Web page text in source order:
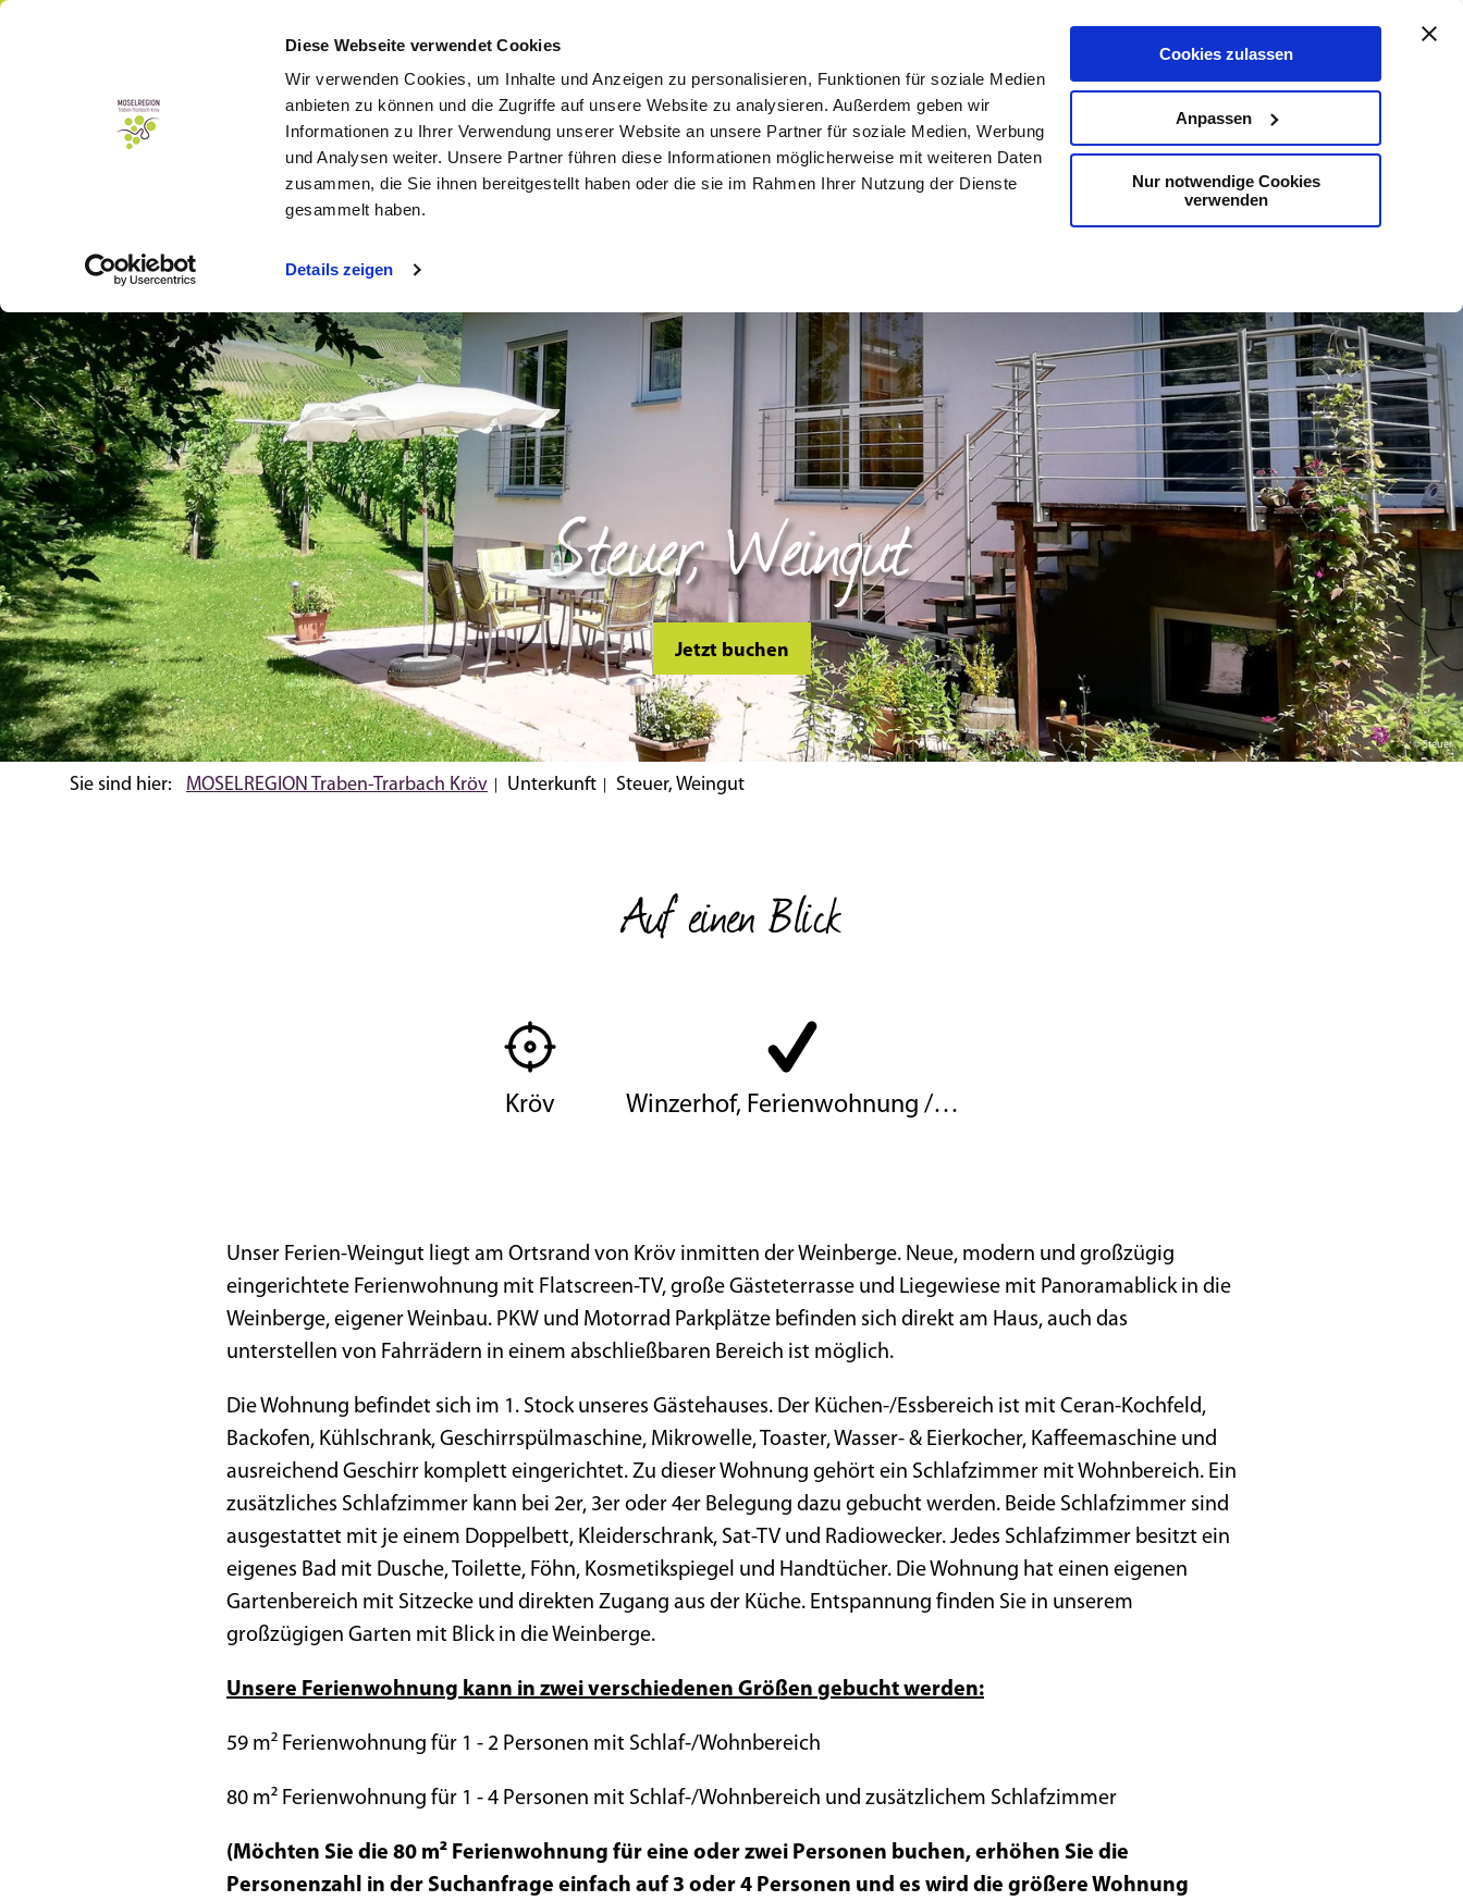
Diese Webseite verwendet Cookies
Wir verwenden Cookies, um Inhalte und Anzeigen zu personalisieren, Funktionen für soziale Medien
anbieten zu können und die Zugriffe auf unsere Website zu analysieren. Außerdem geben wir
Informationen zu Ihrer Verwendung unserer Website an unsere Partner für soziale Medien, Werbung
und Analysen weiter. Unsere Partner führen diese Informationen möglicherweise mit weiteren Daten
zusammen, die Sie ihnen bereitgestellt haben oder die sie im Rahmen Ihrer Nutzung der Dienste
gesammelt haben.
Details zeigen
Cookies zulassen
Anpassen
Nur notwendige Cookies
verwenden
Kontakt Suche De En
© Steuer
Steuer, Weingut
Jetzt buchen
Sie sind hier: MOSELREGION Traben-Trarbach Kröv Unterkunft Steuer, Weingut
Auf einen Blick
Kröv Winzerhof, Ferienwohnung /…
Unser Ferien-Weingut liegt am Ortsrand von Kröv inmitten der Weinberge. Neue, modern und großzügig
eingerichtete Ferienwohnung mit Flatscreen-TV, große Gästeterrasse und Liegewiese mit Panoramablick in die
Weinberge, eigener Weinbau. PKW und Motorrad Parkplätze befinden sich direkt am Haus, auch das
unterstellen von Fahrrädern in einem abschließbaren Bereich ist möglich.
Die Wohnung befindet sich im 1. Stock unseres Gästehauses. Der Küchen-/Essbereich ist mit Ceran-Kochfeld,
Backofen, Kühlschrank, Geschirrspülmaschine, Mikrowelle, Toaster, Wasser- & Eierkocher, Kaffeemaschine und
ausreichend Geschirr komplett eingerichtet. Zu dieser Wohnung gehört ein Schlafzimmer mit Wohnbereich. Ein
zusätzliches Schlafzimmer kann bei 2er, 3er oder 4er Belegung dazu gebucht werden. Beide Schlafzimmer sind
ausgestattet mit je einem Doppelbett, Kleiderschrank, Sat-TV und Radiowecker. Jedes Schlafzimmer besitzt ein
eigenes Bad mit Dusche, Toilette, Föhn, Kosmetikspiegel und Handtücher. Die Wohnung hat einen eigenen
Gartenbereich mit Sitzecke und direkten Zugang aus der Küche. Entspannung finden Sie in unserem
großzügigen Garten mit Blick in die Weinberge.
Unsere Ferienwohnung kann in zwei verschiedenen Größen gebucht werden:
59 m² Ferienwohnung für 1 - 2 Personen mit Schlaf-/Wohnbereich
80 m² Ferienwohnung für 1 - 4 Personen mit Schlaf-/Wohnbereich und zusätzlichem Schlafzimmer
(Möchten Sie die 80 m² Ferienwohnung für eine oder zwei Personen buchen, erhöhen Sie die
Personenzahl in der Suchanfrage einfach auf 3 oder 4 Personen und es wird die größere Wohnung